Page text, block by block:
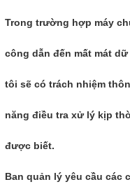
Trong trường hợp máy
công dẫn đến mất mát
tôi sẽ có trách nhiệm
năng điều tra xử lý kịp
được biết.
Ban quản lý yêu cầu các